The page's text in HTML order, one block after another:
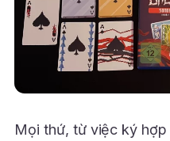
Mọi thứ, từ việc ký